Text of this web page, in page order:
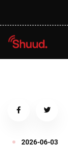
2026-06-03